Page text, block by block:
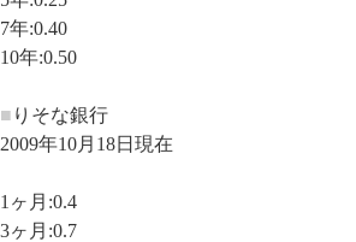
7年:0.40
10年:0.50
■ りそな銀行
2009年10月18日現在
1ヶ月:0.4
3ヶ月:0.7